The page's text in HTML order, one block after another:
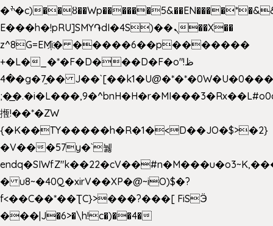
�ׯ�c)��ȣ��Wp������5&��EN����*�&&6F��Le��~�P�άv����ui?
E���h�!pRU]SMY֏dI�4S)��ܢ��X��
z^8G=EM҉i� �����6��p�������
+�L�_�*�F�D���D�F�o"ظ!
�4�g�7֦�� J��`[��k1�U@�*�*�0W�U�0����_������äp�)2>�`@n����5DW˃��
揯!��*�ZW
{�K��TY�����h�R�1�<D��JO�$>�2}
�V���57y�`뉋
� u8~�40Q�xirV��XP�@~iO)$�?
f<��C��*��ƮC}>���?���[ FiSӬ
���|J�6>�\h!c�)��4�